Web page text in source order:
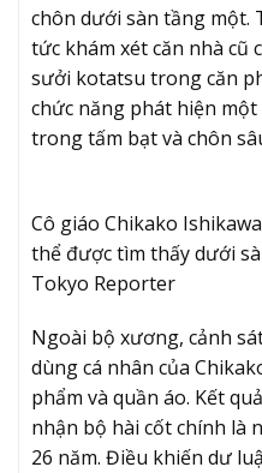
chôn dưới sàn tầng một.
tức khám xét căn nhà cũ
sưởi kotatsu trong căn
chức năng phát hiện
trong tấm bạt và chôn
Cô giáo Chikako
thể được tìm thấy dưới
Tokyo Reporter
Ngoài bộ xương, cảnh
dùng cá nhân của
phẩm và quần áo. Kết
nhận bộ hài cốt chính là
26 năm. Điều khiến dư